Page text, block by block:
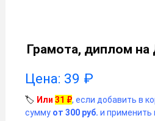
Грамота, диплом
Цена: 39 ₽
🏷️ Или 31 ₽, если добавить в
сумму от 300 руб. и применить